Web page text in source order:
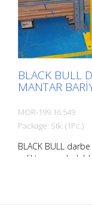
BLACK BULL
MANTAR
MOR-199.16.549
Package: Stk. (1Pc.)
BLACK BULL
çelikten, sıcak
siyah/sarı
mm, et kalınlığı: